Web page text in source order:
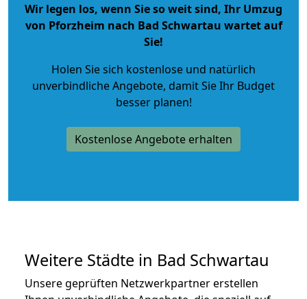
Wir legen los, wenn Sie so weit sind, Ihr Umzug
von Pforzheim nach Bad Schwartau wartet auf
Sie!
Holen Sie sich kostenlose und natürlich
unverbindliche Angebote, damit Sie Ihr Budget
besser planen!
Kostenlose Angebote erhalten
Weitere Städte in Bad Schwartau
Unsere geprüften Netzwerkpartner erstellen